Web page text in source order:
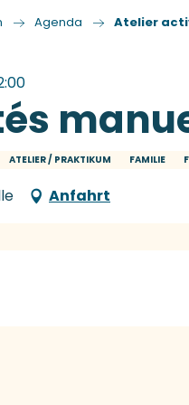
Agenda Atelier
ATELIER / PRAKTIKUM FAMILIE
Anfahrt